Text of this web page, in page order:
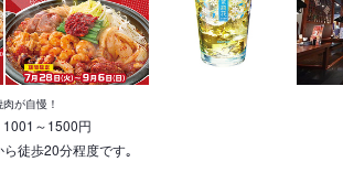
が自慢！
1001～1500円
徒歩20分程度です｡